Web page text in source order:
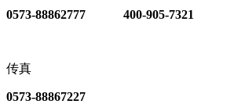
0573-88862777 400-905-7321
传真
0573-88867227